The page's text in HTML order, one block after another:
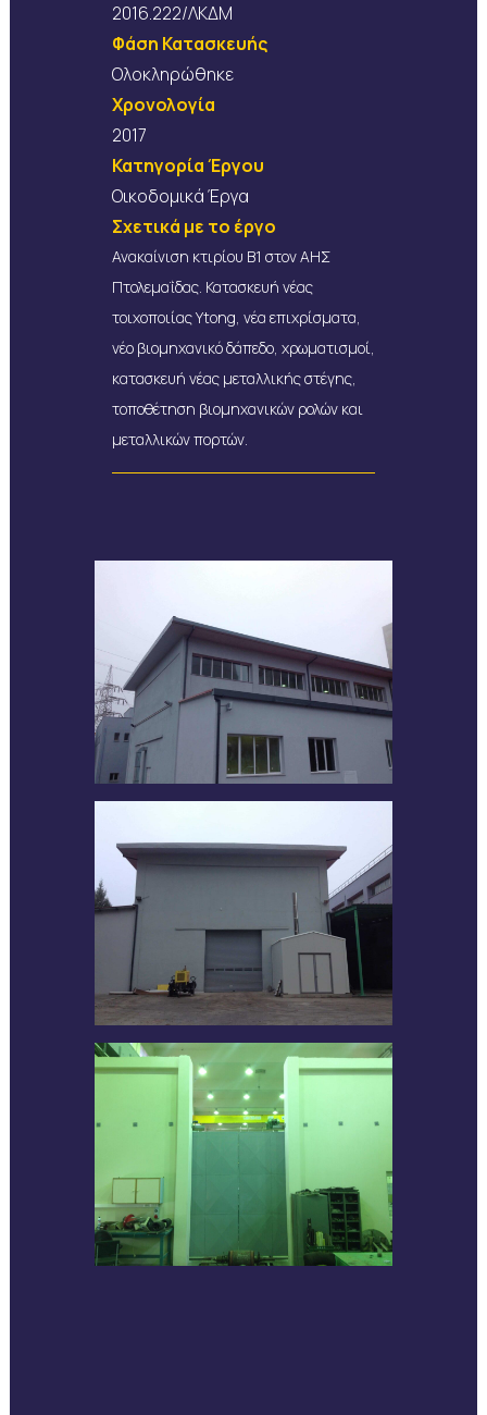
2016.222/ΛΚΔΜ
Φάση Κατασκευής
Ολοκληρώθηκε
Χρονολογία
2017
Κατηγορία Έργου
Οικοδομικά Έργα
Σχετικά με το έργο
Ανακαίνιση κτιρίου Β1 στον ΑΗΣ
Πτολεμαΐδας. Κατασκευή νέας
τοιχοποιίας Ytong, νέα επιχρίσματα,
νέο βιομηχανικό δάπεδο, χρωματισμοί,
κατασκευή νέας μεταλλικής στέγης,
τοποθέτηση βιομηχανικών ρολών και
μεταλλικών πορτών.